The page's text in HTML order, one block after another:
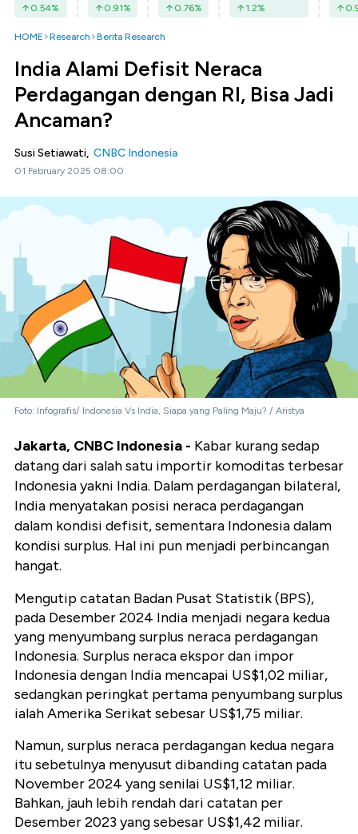
0.54% 0.91% 0.76% 1.2%
HOME Research Berita Research
India Alami Defisit Neraca
Perdagangan dengan RI, Bisa Jadi
Ancaman?
Susi Setiawati, CNBC Indonesia
01 February 2025 08:00
Foto: Infografis/ Indonesia Vs India, Siapa yang Paling Maju? / Aristya
Jakarta, CNBC Indonesia - Kabar kurang sedap
datang dari salah satu importir komoditas terbesar
Indonesia yakni India. Dalam perdagangan bilateral,
India menyatakan posisi neraca perdagangan
dalam kondisi defisit, sementara Indonesia dalam
kondisi surplus. Hal ini pun menjadi perbincangan
hangat.
Mengutip catatan Badan Pusat Statistik (BPS),
pada Desember 2024 India menjadi negara kedua
yang menyumbang surplus neraca perdagangan
Indonesia. Surplus neraca ekspor dan impor
Indonesia dengan India mencapai US$1,02 miliar,
sedangkan peringkat pertama penyumbang surplus
ialah Amerika Serikat sebesar US$1,75 miliar.
Namun, surplus neraca perdagangan kedua negara
itu sebetulnya menyusut dibanding catatan pada
November 2024 yang senilai US$1,12 miliar.
Bahkan, jauh lebih rendah dari catatan per
Desember 2023 yang sebesar US$1,42 miliar.